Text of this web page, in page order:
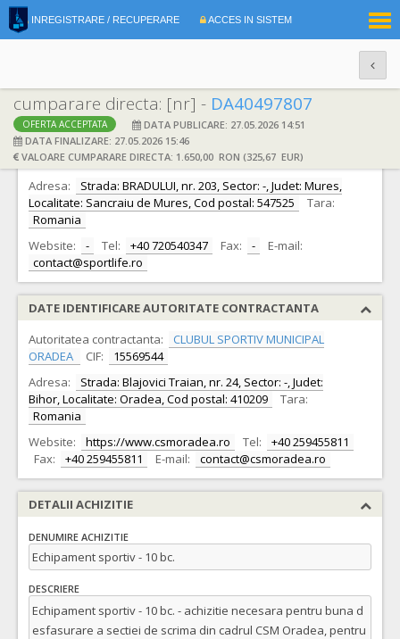
INREGISTRARE / RECUPERARE ACCES IN SISTEM
cumparare directa: [nr] - DA40497807
OFERTA ACCEPTATA
DATA PUBLICARE: 27.05.2026 14:51
DATA FINALIZARE: 27.05.2026 15:46
VALOARE CUMPARARE DIRECTA: 1.650,00 RON (325,67 EUR)
DATE IDENTIFICARE OFERTANT
Ofertant: S.C. MARPLUS S.R.L. CIF: 15963777
Adresa:
Strada: BRADULUI, nr. 203, Sector: -, Judet: Mures,
Localitate: Sancraiu de Mures, Cod postal: 547525
Tara:
Romania
Website:
- Tel: +40 720540347 Fax: -
E-mail:
contact@sportlife.ro
DATE IDENTIFICARE AUTORITATE CONTRACTANTA
Autoritatea contractanta:
CLUBUL SPORTIV MUNICIPAL
ORADEA
CIF:
15569544
Adresa:
Strada: Blajovici Traian, nr. 24, Sector: -, Judet:
Bihor, Localitate: Oradea, Cod postal: 410209
Tara:
Romania
Website:
https://www.csmoradea.ro Tel:
+40 259455811
Fax:
+40 259455811 E-mail: contact@csmoradea.ro
DETALII ACHIZITIE
DENUMIRE ACHIZITIE
Echipament sportiv - 10 bc.
DESCRIERE
Echipament sportiv - 10 bc. - achizitie necesara pentru buna d
esfasurare a sectiei de scrima din cadrul CSM Oradea, pentru